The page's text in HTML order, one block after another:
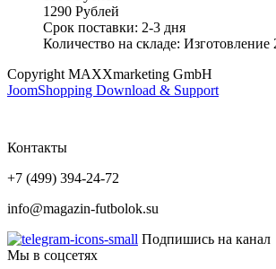
1290 Рублей
Срок поставки: 2-3 дня
Количество на складе: Изготовление
Copyright MAXXmarketing GmbH
JoomShopping Download & Support
Контакты
+7 (499) 394-24-72
info@magazin-futbolok.su
Подпишись на канал
Мы в соцсетях